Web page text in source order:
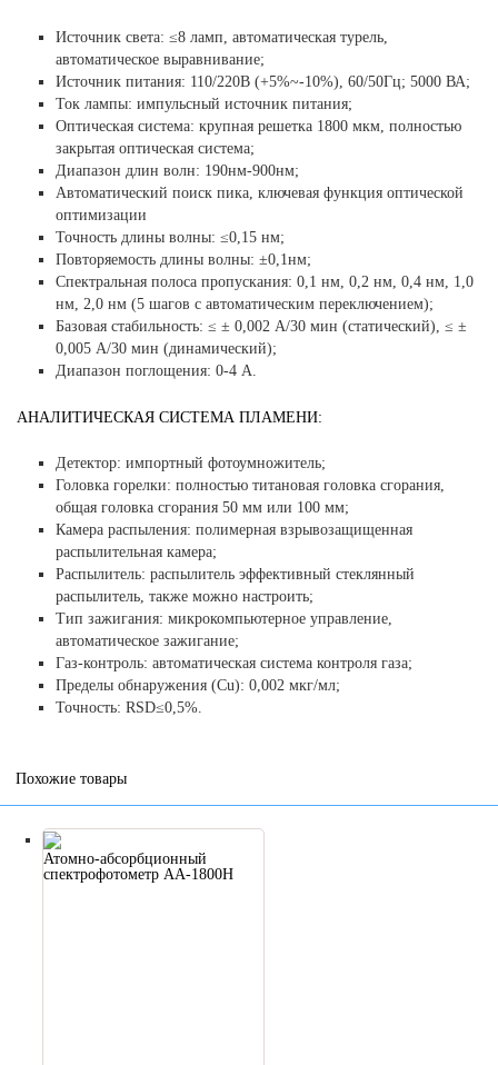
Источник света: ≤8 ламп, автоматическая турель,
автоматическое выравнивание;
Источник питания: 110/220В (+5%~-10%), 60/50Гц; 5000 ВА;
Ток лампы: импульсный источник питания;
Оптическая система: крупная решетка 1800 мкм, полностью
закрытая оптическая система;
Диапазон длин волн: 190нм-900нм;
Автоматический поиск пика, ключевая функция оптической
оптимизации
Точность длины волны: ≤0,15 нм;
Повторяемость длины волны: ±0,1нм;
Спектральная полоса пропускания: 0,1 нм, 0,2 нм, 0,4 нм, 1,0
нм, 2,0 нм (5 шагов с автоматическим переключением);
Базовая стабильность: ≤ ± 0,002 А/30 мин (статический), ≤ ±
0,005 А/30 мин (динамический);
Диапазон поглощения: 0-4 А.
АНАЛИТИЧЕСКАЯ СИСТЕМА ПЛАМЕНИ:
Детектор: импортный фотоумножитель;
Головка горелки: полностью титановая головка сгорания,
общая головка сгорания 50 мм или 100 мм;
Камера распыления: полимерная взрывозащищенная
распылительная камера;
Распылитель: распылитель эффективный стеклянный
распылитель, также можно настроить;
Тип зажигания: микрокомпьютерное управление,
автоматическое зажигание;
Газ-контроль: автоматическая система контроля газа;
Пределы обнаружения (Cu): 0,002 мкг/мл;
Точность: RSD≤0,5%.
Похожие товары
Атомно-абсорбционный
спектрофотометр AA-1800H